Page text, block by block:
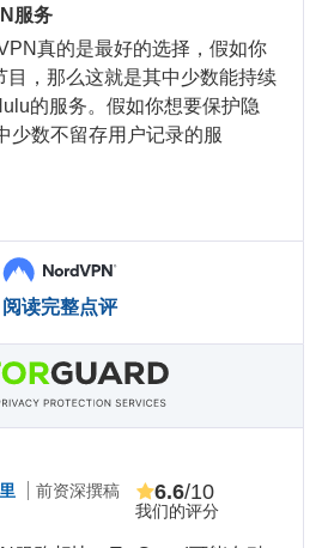
服务
真的是最好的选择，假如你
目，那么这就是其中少数能持续
的服务。假如你想要保护隐
少数不留存用户记录的服
阅读完整点评
前资深撰稿
我们的评分
6.6/10